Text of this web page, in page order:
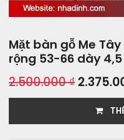
Mặt bàn gỗ Me
rộng 53-66 dày
2.500.000₫